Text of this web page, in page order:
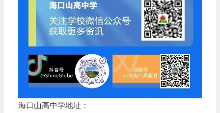
海口山高中学地址：